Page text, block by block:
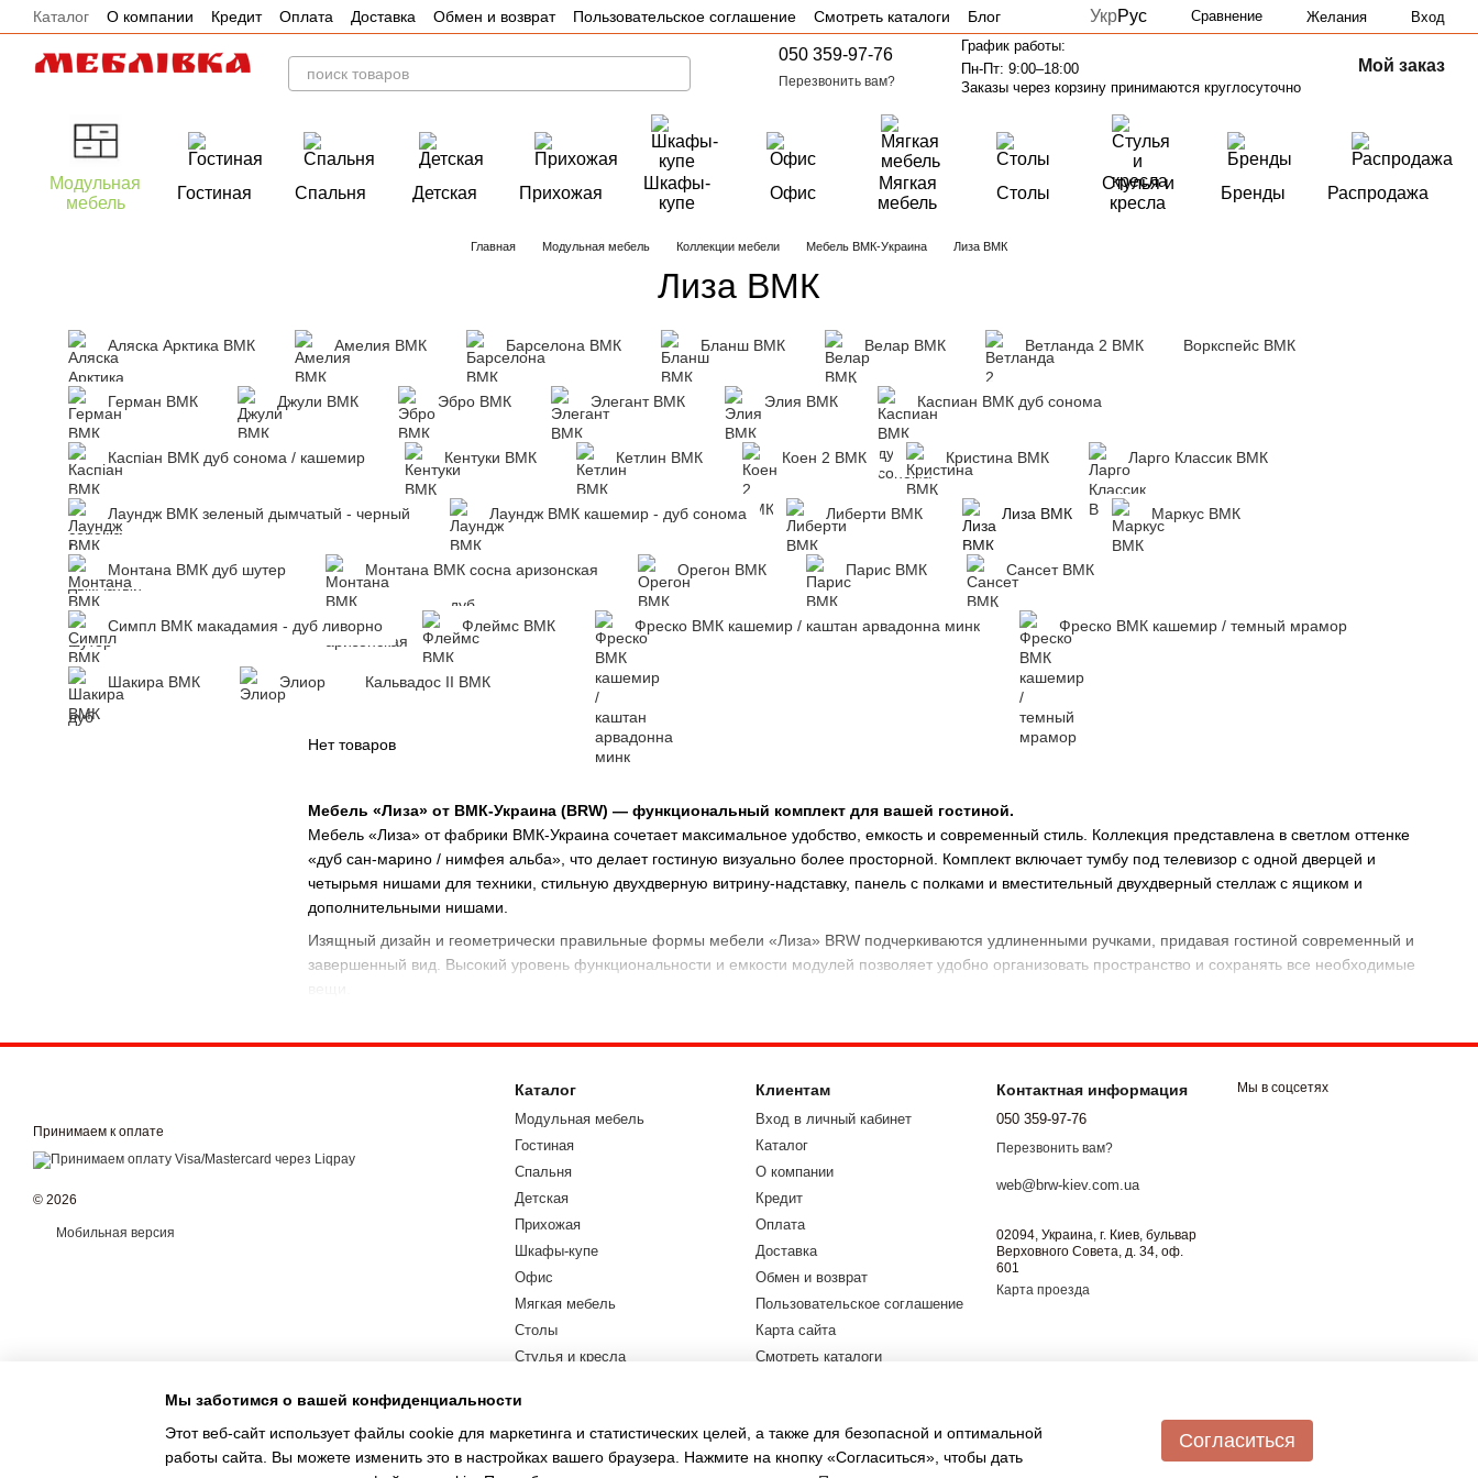
Перейти к основному контенту
Каталог О компании Кредит Оплата Доставка Обмен и возврат Пользовательское соглашение Смотреть каталоги
Блог
Отзывы
Акции
УкрРус Сравнение Желания Вход
050 359-97-76
Перезвонить вам?
График работы:
Пн-Пт: 9:00–18:00
Заказы через корзину принимаются круглосуточно
Мой заказ
Модульная
мебель
Гостиная Спальня Детская Прихожая
Шкафы-
купе
Офис
Мягкая
мебель
Столы
Стулья и
кресла
Бренды Распродажа
Главная Модульная мебель Коллекции мебели Мебель ВМК-Украина Лиза ВМК
Лиза ВМК
Аляска Арктика ВМК Амелия ВМК Барселона ВМК Бланш ВМК Велар ВМК Ветланда 2 ВМК Воркспейс ВМК
Герман ВМК Джули ВМК Эбро ВМК Элегант ВМК Элия ВМК Каспиан ВМК дуб сонома
Каспіан ВМК дуб сонома / кашемир Кентуки ВМК Кетлин ВМК Коен 2 ВМК Кристина ВМК Ларго Классик ВМК
Лаундж ВМК зеленый дымчатый - черный Лаундж ВМК кашемир - дуб сонома Либерти ВМК Лиза ВМК Маркус ВМК
Монтана ВМК дуб шутер Монтана ВМК сосна аризонская Орегон ВМК Парис ВМК Сансет ВМК
Симпл ВМК макадамия - дуб ливорно Флеймс ВМК Фреско ВМК кашемир / каштан арвадонна минк Фреско ВМК кашемир / темный мрамор
Шакира ВМК Элиор Кальвадос ІІ ВМК
Мебель «Лиза» от ВМК-Украина (BRW) — функциональный комплект для вашей гостиной.
Мебель «Лиза» от фабрики ВМК-Украина сочетает максимальное удобство, емкость и современный стиль. Коллекция представлена ​​в светлом оттенке
«дуб сан-марино / нимфея альба», что делает гостиную визуально более просторной. Комплект включает тумбу под телевизор с одной дверцей и
четырьмя нишами для техники, стильную двухдверную витрину-надставку, панель с полками и вместительный двухдверный стеллаж с ящиком и
дополнительными нишами.
Изящный дизайн и геометрически правильные формы мебели «Лиза» BRW подчеркиваются удлиненными ручками, придавая гостиной современный и
завершенный вид. Высокий уровень функциональности и емкости модулей позволяет удобно организовать пространство и сохранять все необходимые
интерьера.
Нет товаров
Принимаем к оплате
© 2026
Мобильная версия
Каталог
Модульная мебель
Гостиная
Спальня
Детская
Прихожая
Шкафы-купе
Офис
Мягкая мебель
Столы
Стулья и кресла
Распродажа
Клиентам
Вход в личный кабинет
Каталог
О компании
Кредит
Оплата
Доставка
Обмен и возврат
Пользовательское соглашение
Карта сайта
Смотреть каталоги
Акции
Контактная информация
050 359-97-76
Перезвонить вам?
web@brw-kiev.com.ua
02094, Украина, г. Киев, бульвар
Верховного Совета, д. 34, оф.
601
Карта проезда
Мы в соцсетях
Мы заботимся о вашей конфиденциальности
Этот веб-сайт использует файлы cookie для маркетинга и статистических целей, а также для безопасной и оптимальной
работы сайта. Вы можете изменить это в настройках вашего браузера. Нажмите на кнопку «Согласиться», чтобы дать
Согласиться